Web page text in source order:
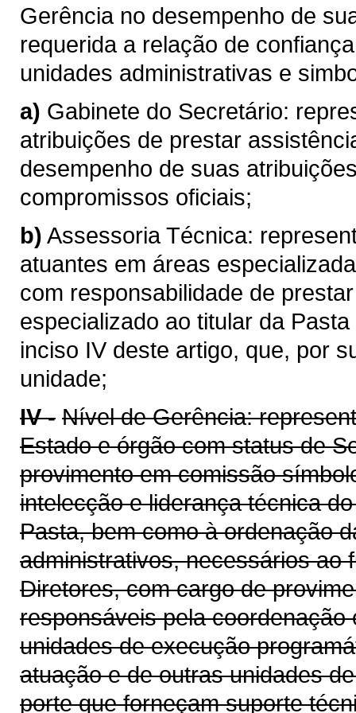
Gerência no desempenho de
requerida a relação de
unidades administrativas e
a) Gabinete do Secretário:
atribuições de prestar
desempenho de suas
compromissos oficiais;
b) Assessoria Técnica:
atuantes em áreas
com responsabilidade de
especializado ao titular da
inciso IV deste artigo, que, por
unidade;
IV - Nível de Gerência:
Estado e órgão com status de
provimento em comissão
intelecção e liderança técnica
Pasta, bem como à ordenação
administrativos, necessários ao
Diretores, com cargo de
responsáveis pela
unidades de execução
atuação e de outras unidades
porte que forneçam suporte